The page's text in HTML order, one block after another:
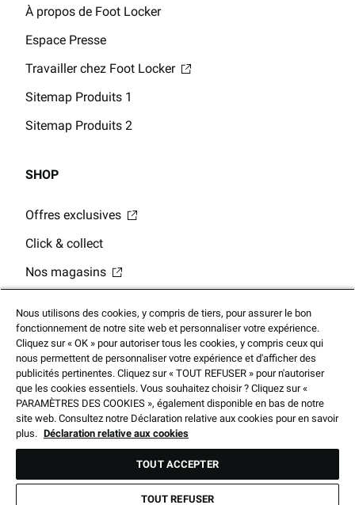
À propos de Foot Locker
Espace Presse
Travailler chez Foot Locker
Sitemap Produits 1
Sitemap Produits 2
SHOP
Offres exclusives
Click & collect
Nos magasins
Solde de la carte-cadeau
Application Mobile
© 2025 Footlocker.com, Inc. Tous droits réservé
Nous utilisons des cookies, y compris de tiers, pour assurer le bon
fonctionnement de notre site web et personnaliser votre expérience.
Cliquez sur « OK » pour autoriser tous les cookies, y compris ceux qui
nous permettent de personnaliser votre expérience et d'afficher des
publicités pertinentes. Cliquez sur « TOUT REFUSER » pour n'autoriser
que les cookies essentiels. Vous souhaitez choisir ? Cliquez sur «
PARAMÈTRES DES COOKIES », également disponible en bas de notre
site web. Consultez notre Déclaration relative aux cookies pour en savoir
plus. Déclaration relative aux cookies
TOUT ACCEPTER
TOUT REFUSER